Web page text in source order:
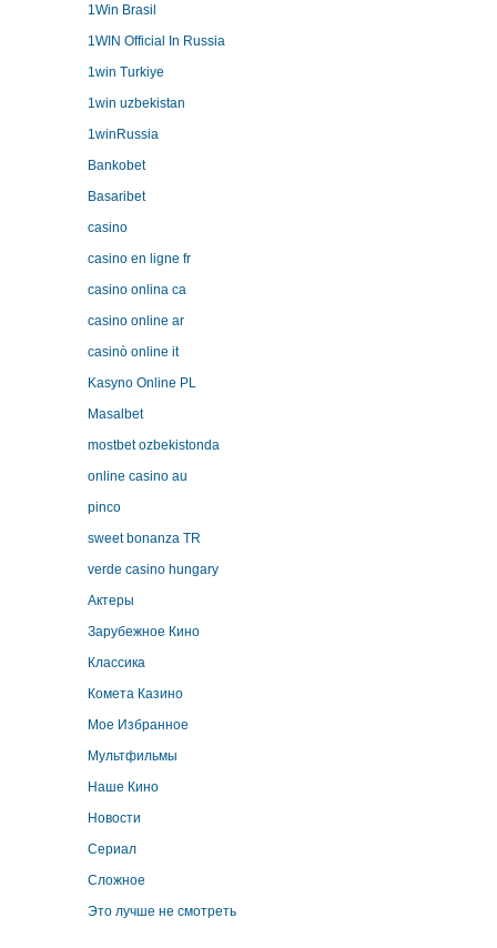
1Win Brasil
1WIN Official In Russia
1win Turkiye
1win uzbekistan
1winRussia
Bankobet
Basaribet
casino
casino en ligne fr
casino onlina ca
casino online ar
casinò online it
Kasyno Online PL
Masalbet
mostbet ozbekistonda
online casino au
pinco
sweet bonanza TR
verde casino hungary
Актеры
Зарубежное Кино
Классика
Комета Казино
Мое Избранное
Мультфильмы
Наше Кино
Новости
Сериал
Сложное
Это лучше не смотреть